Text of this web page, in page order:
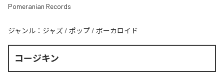
Pomeranian Records
ジャンル： ジャズ / ポップ / ボーカロイド
コージキン